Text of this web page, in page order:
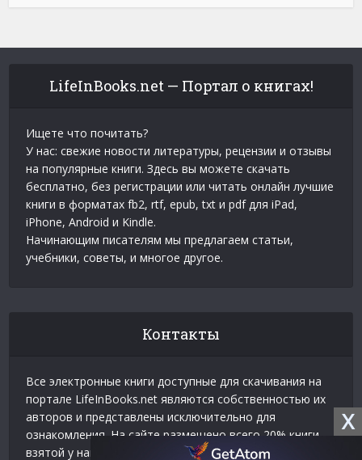
X
LifeInBooks.net — Портал о книгах!
Ищете что почитать?
У нас: свежие новости литературы, рецензии и отзывы
на популярные книги. Здесь вы можете скачать
бесплатно, без регистрации или читать онлайн лучшие
книги в форматах fb2, rtf, epub, txt и pdf для iPad,
iPhone, Android и Kindle.
Начинающим писателям мы предлагаем статьи,
учебники, советы, и многое другое.
Контакты
Все электронные книги доступные для скачивания на
портале LifeInBooks.net являются собственностью их
авторов и представлены исключительно для
ознакомления. На сайте размещено всего 20% книги
взятой у нашего партнера
Официальное разрешение